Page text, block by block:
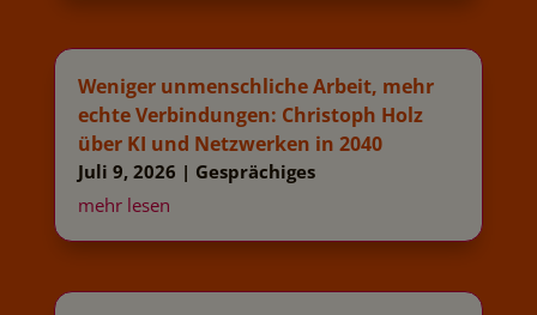
Weniger unmenschliche Arbeit, mehr
echte Verbindungen: Christoph Holz
über KI und Netzwerken in 2040
Juli 9, 2026 | Gesprächiges
mehr lesen